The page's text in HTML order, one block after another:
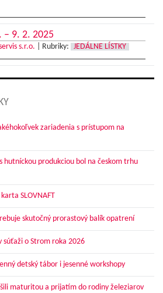
– 9. 2. 2025
s.r.o. Rubriky: JEDÁLNE LÍSTKY
zariadenia s prístupom na
hutníckou produkciou bol na českom trhu
SLOVNAFT
skutočný prorastový balík opatrení
súťaži o Strom roka 2026
detský tábor i jesenné workshopy
maturitou a prijatím do rodiny železiarov